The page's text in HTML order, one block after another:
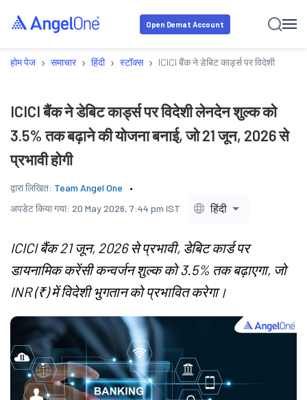
Open Demat Account
होम पेज › समाचार › हिंदी › स्टॉक्स › ICICI बैंक ने डेबिट कार्ड्स पर विदेशी लेनदेन
ICICI बैंक ने डेबिट कार्ड्स पर विदेशी लेनदेन शुल्क को
3.5% तक बढ़ाने की योजना बनाई, जो 21 जून, 2026 से
प्रभावी होगी
द्वारा लिखित: Team Angel One
अपडेट किया गया: 20 May 2026, 7:44 pm IST हिंदी
ICICI बैंक 21 जून, 2026 से प्रभावी, डेबिट कार्ड पर
डायनामिक करेंसी कन्वर्जन शुल्क को 3.5% तक बढ़ाएगा, जो
INR (₹) में विदेशी भुगतान को प्रभावित करेगा।